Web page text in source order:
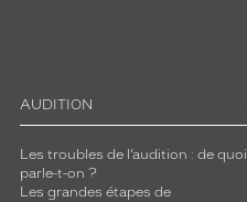
AUDITION
Les troubles de l’audition : de quoi
parle-t-on ?
Les grandes étapes de